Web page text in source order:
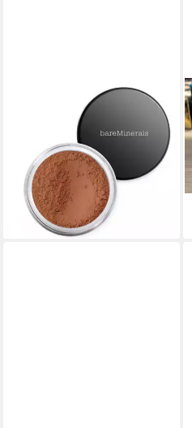
Puder All-Over Face Color -
Loos Powder
35,16 €
(23.440,00 €/ 1 kg)
lieferbar - in 9-11 Werktagen bei